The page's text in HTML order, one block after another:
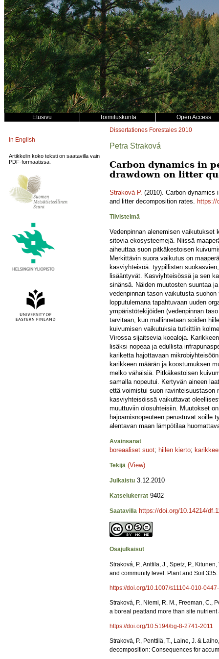
Etusivu Toimituskunta Open Access
In English
Artikkelin koko teksti on saatavilla vain
PDF-formaatissa.
Dissertationes Forestales 2010
Petra Straková
Carbon dynamics in
drawdown on litter
Straková P. (2010). Carbon dynamics
and litter decomposition rates. https://
Tiivistelmä
Vedenpinnan alenemisen vaikutukset
sitovia ekosysteemejä. Niissä
aiheuttaa suon pitkäkestoisen
Merkittävin suora vaikutus on
kasviyhteisöä: tyypillisten
lisääntyvät. Kasviyhteisössä ja sen
sinänsä. Näiden muutosten suuntaa
vedenpinnan tason vaikutusta
lopputulemana tapahtuvaan uuden
ympäristötekijöiden (vedenpinnan
tarvitaan, kun mallinnetaan soiden
kuivumisen vaikutuksia tutkittiin
Virossa sijaitsevia koealoja.
lisäksi nopeaa ja edullista
kariketta hajottavaan
karikkeen määrän ja koostumuksen
melko vähäisiä. Pitkäkestoisen
samalla nopeutui. Kertyvän aineen
että voimistui suon
kasviyhteisöissä vaikuttavat
muuttuviin olosuhteisiin. Muutokset
hajoamisnopeuteen perustuvat soille
alentavan maan lämpötilaa
Avainsanat
boreaaliset suot; hiilen kierto;
Tekijä (View)
Julkaistu 3.12.2010
Katselukerrat 9402
Saatavilla https://doi.org/10.14214/
Osajulkaisut
Straková, P., Anttila, J., Spetz, P.,
and community level. Plant and Soil
https://doi.org/10.1007/s11104-010-
Straková, P., Niemi, R. M., Freeman, C.,
a boreal peatland more than site
https://doi.org/10.5194/bg-8-2741-2011
Straková, P., Penttilä, T., Laine, J. &
decomposition: Consequences for